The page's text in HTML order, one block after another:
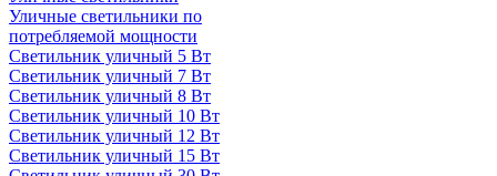
Уличные светильники по
потребляемой мощности
Светильник уличный 5 Вт
Светильник уличный 7 Вт
Светильник уличный 8 Вт
Светильник уличный 10 Вт
Светильник уличный 12 Вт
Светильник уличный 15 Вт